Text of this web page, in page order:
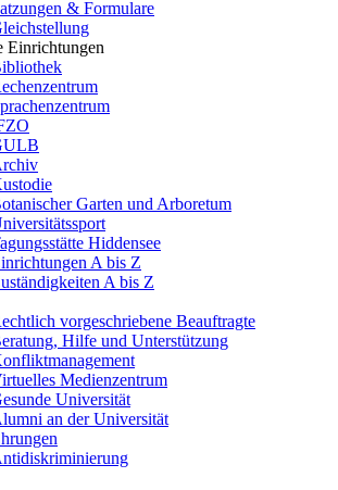
& Formulare
Einrichtungen
Garten und Arboretum
Hiddensee
A bis Z
A bis Z
vorgeschriebene Beauftragte
Hilfe und Unterstützung
Medienzentrum
Universität
an der Universität